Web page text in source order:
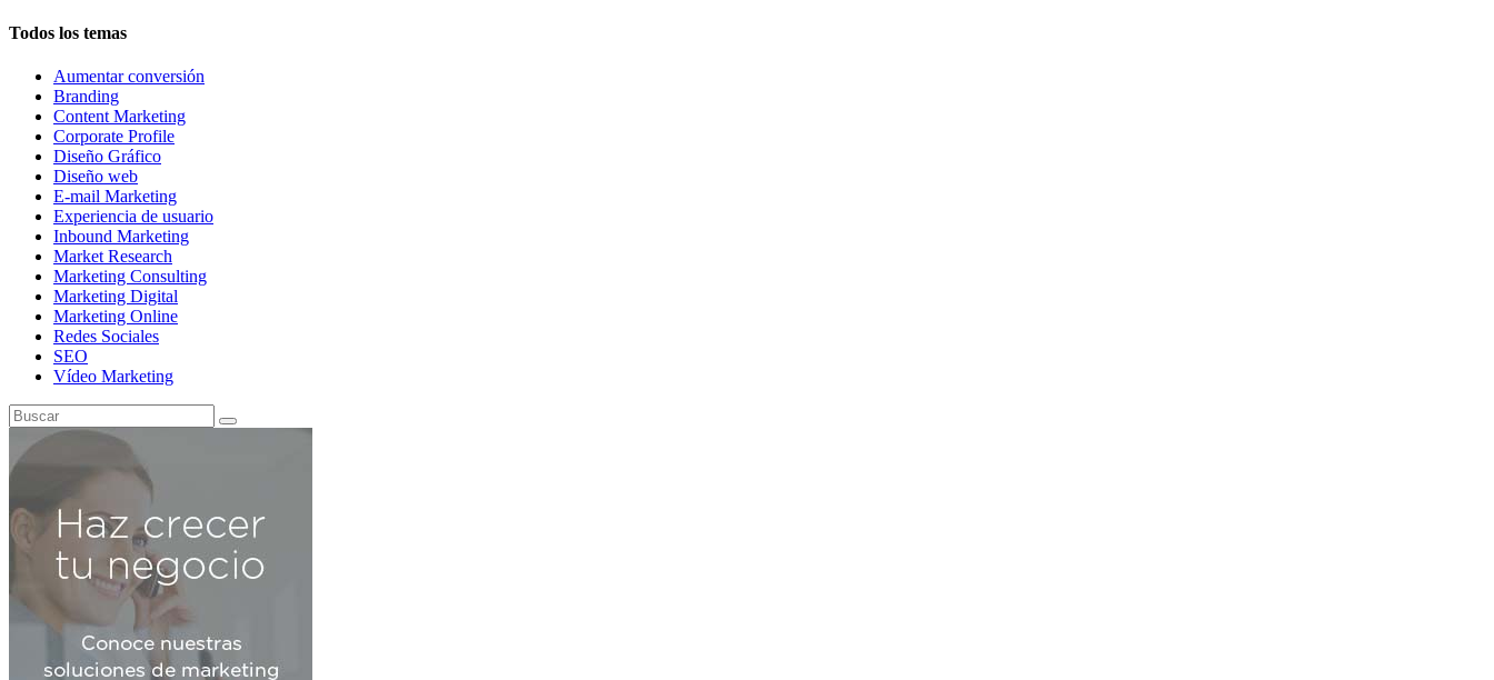
Todos los temas
Aumentar conversión
Branding
Content Marketing
Corporate Profile
Diseño Gráfico
Diseño web
E-mail Marketing
Experiencia de usuario
Inbound Marketing
Market Research
Marketing Consulting
Marketing Digital
Marketing Online
Redes Sociales
SEO
Vídeo Marketing